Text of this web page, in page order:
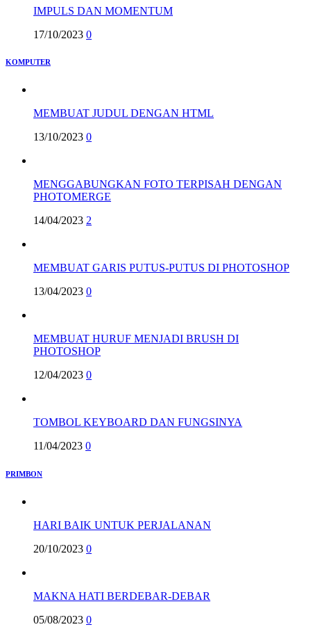
IMPULS DAN MOMENTUM
17/10/2023 0
KOMPUTER
MEMBUAT JUDUL DENGAN HTML
13/10/2023 0
MENGGABUNGKAN FOTO TERPISAH DENGAN
PHOTOMERGE
14/04/2023 2
MEMBUAT GARIS PUTUS-PUTUS DI PHOTOSHOP
13/04/2023 0
MEMBUAT HURUF MENJADI BRUSH DI
PHOTOSHOP
12/04/2023 0
TOMBOL KEYBOARD DAN FUNGSINYA
11/04/2023 0
PRIMBON
HARI BAIK UNTUK PERJALANAN
20/10/2023 0
MAKNA HATI BERDEBAR-DEBAR
05/08/2023 0